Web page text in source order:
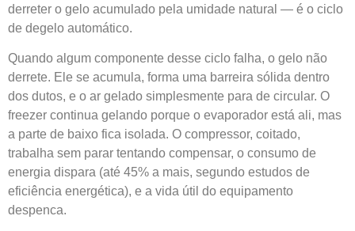
derreter o gelo acumulado pela umidade natural — é o ciclo
de degelo automático.
Quando algum componente desse ciclo falha, o gelo não
derrete. Ele se acumula, forma uma barreira sólida dentro
dos dutos, e o ar gelado simplesmente para de circular. O
freezer continua gelando porque o evaporador está ali, mas
a parte de baixo fica isolada. O compressor, coitado,
trabalha sem parar tentando compensar, o consumo de
energia dispara (até 45% a mais, segundo estudos de
eficiência energética), e a vida útil do equipamento
despenca.